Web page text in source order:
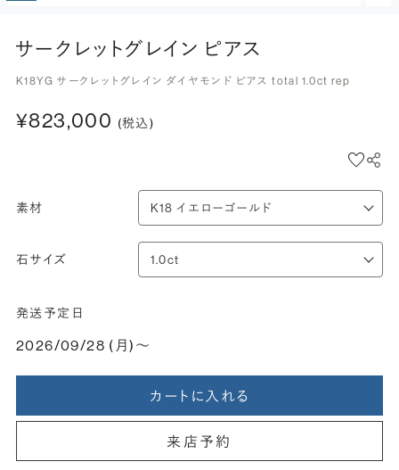
サークレットグレイン ピアス
K18YG サークレットグレイン ダイヤモンド ピアス total 1.0ct rep
¥823,000 (税込)
素材
石サイズ
発送予定日
2026/09/28 (月)〜
カートに入れる
来店予約